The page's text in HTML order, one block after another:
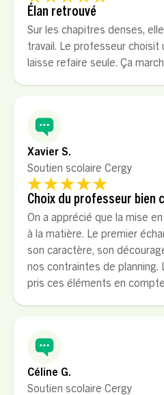
Élan retrouvé
Sur les chapitres denses,
travail. Le professeur choisit
laisse refaire seule. Ça
Xavier S.
Soutien scolaire Cergy
Choix du professeur bien
On a apprécié que la mise
à la matière. Le premier
son caractère, son
nos contraintes de planning.
pris ces éléments en
Céline G.
Soutien scolaire Cergy